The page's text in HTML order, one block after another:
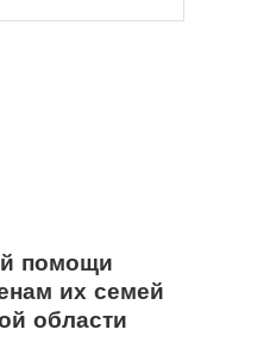
помощи
их семей
области